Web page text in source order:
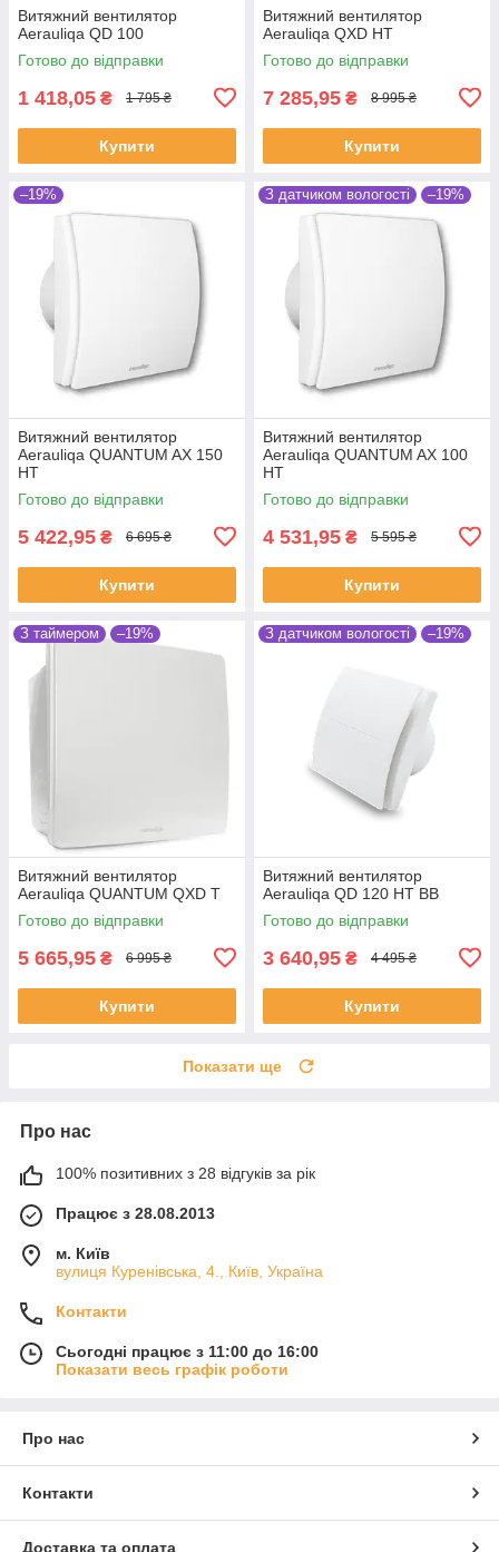
Витяжний вентилятор
Aerauliqa QD 100
Готово до відправки
1 418,05 ₴ 1 795 ₴
Купити
Витяжний вентилятор
Aerauliqa QXD HT
Готово до відправки
7 285,95 ₴ 8 995 ₴
Купити
–19%
Витяжний вентилятор
Aerauliqa QUANTUM AX 150
HT
Готово до відправки
5 422,95 ₴ 6 695 ₴
Купити
З датчиком вологості –19%
Витяжний вентилятор
Aerauliqa QUANTUM AX 100
HT
Готово до відправки
4 531,95 ₴ 5 595 ₴
Купити
З таймером –19%
Витяжний вентилятор
Aerauliqa QUANTUM QXD T
Готово до відправки
5 665,95 ₴ 6 995 ₴
Купити
З датчиком вологості –19%
Витяжний вентилятор
Aerauliqa QD 120 HT BB
Готово до відправки
3 640,95 ₴ 4 495 ₴
Купити
Показати ще
Про нас
100% позитивних з 28 відгуків за рік
Працює з 28.08.2013
м. Київ
вулиця Куренівська, 4., Київ, Україна
Контакти
Сьогодні працює з 11:00 до 16:00
Показати весь графік роботи
Про нас
Контакти
Доставка та оплата